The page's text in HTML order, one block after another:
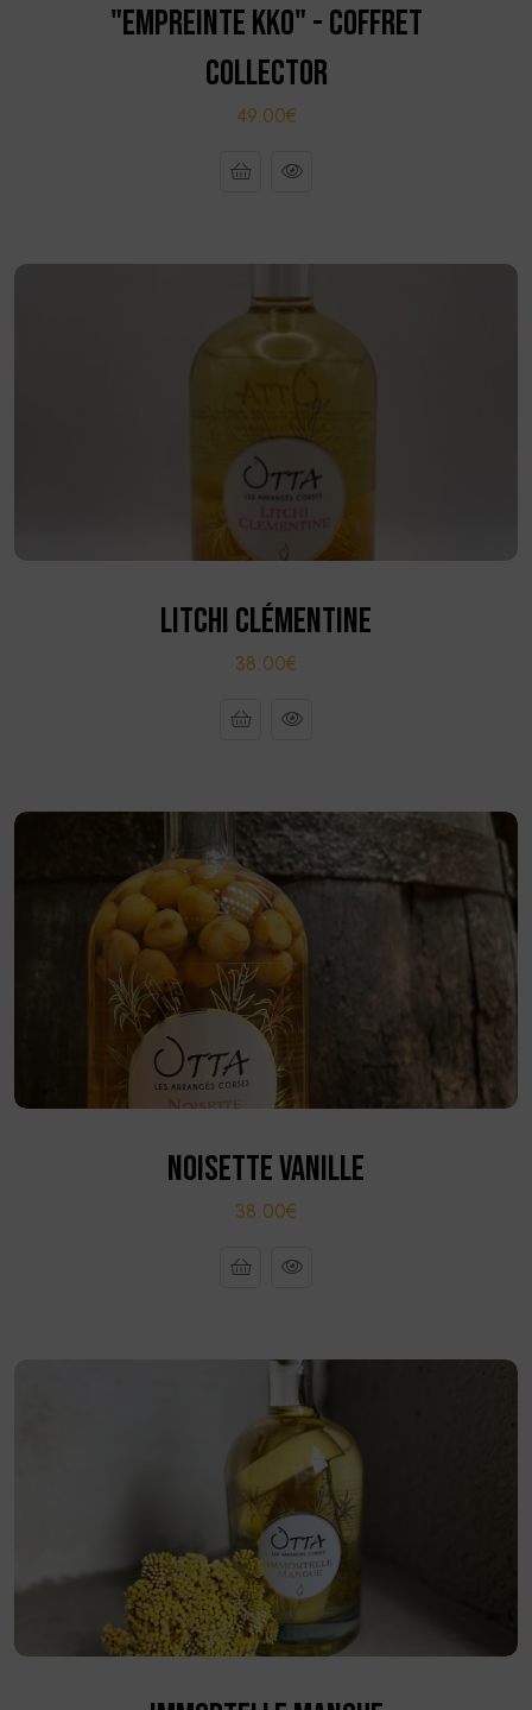
"EMPREINTE KKO" - COFFRET
COLLECTOR
49.00€
LITCHI CLÉMENTINE
38.00€
NOISETTE VANILLE
38.00€